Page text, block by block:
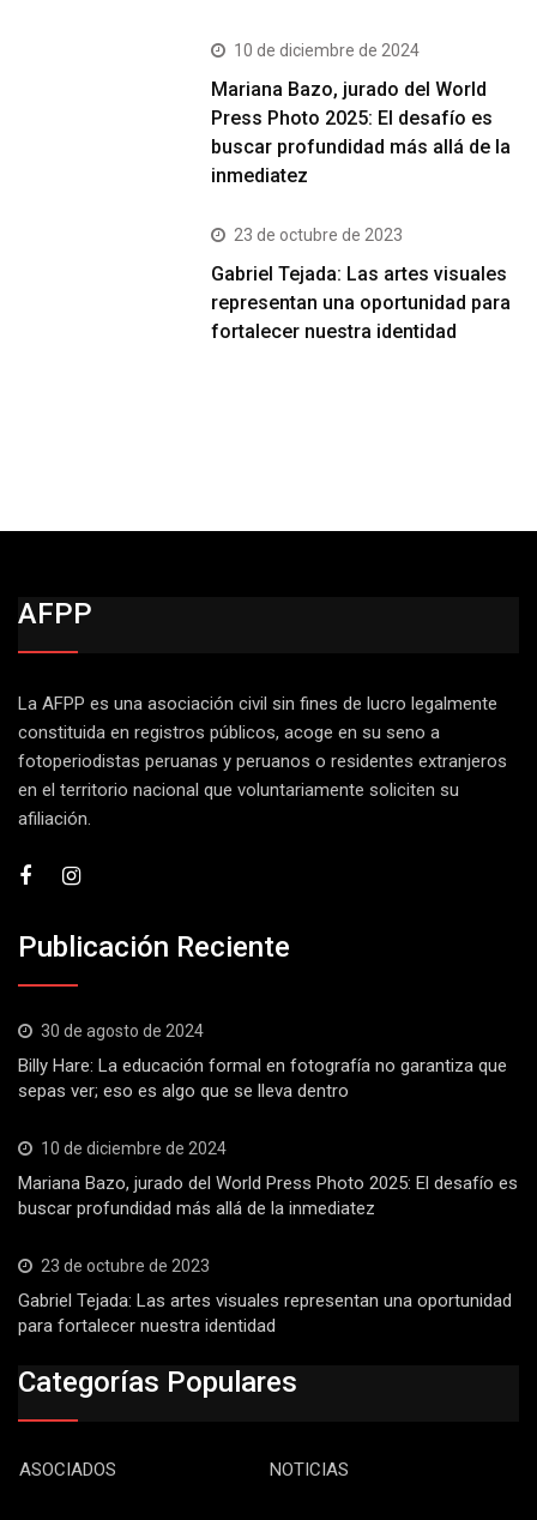
10 de diciembre de 2024
Mariana Bazo, jurado del World
Press Photo 2025: El desafío es
buscar profundidad más allá de la
inmediatez
23 de octubre de 2023
Gabriel Tejada: Las artes visuales
representan una oportunidad para
fortalecer nuestra identidad
AFPP
La AFPP es una asociación civil sin fines de lucro legalmente
constituida en registros públicos, acoge en su seno a
fotoperiodistas peruanas y peruanos o residentes extranjeros
en el territorio nacional que voluntariamente soliciten su
afiliación.
Publicación Reciente
30 de agosto de 2024
Billy Hare: La educación formal en fotografía no garantiza que
sepas ver; eso es algo que se lleva dentro
10 de diciembre de 2024
Mariana Bazo, jurado del World Press Photo 2025: El desafío es
buscar profundidad más allá de la inmediatez
23 de octubre de 2023
Gabriel Tejada: Las artes visuales representan una oportunidad
para fortalecer nuestra identidad
Categorías Populares
ASOCIADOS NOTICIAS